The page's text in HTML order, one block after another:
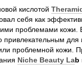
кислотой
себя как
проблемами
привлекательным
проблемной кожи.
Niche Beauty Lab